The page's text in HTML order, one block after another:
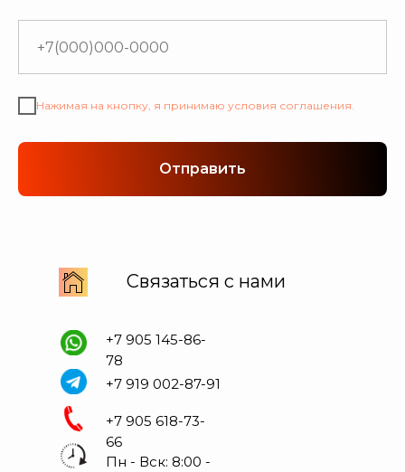
Нажимая на кнопку, я принимаю условия соглашения.
Отправить
Связаться с нами
+7 905 618-73-
66
+7 905 145-86-
78
+7 919 002-87-91
Пн - Вск: 8:00 -